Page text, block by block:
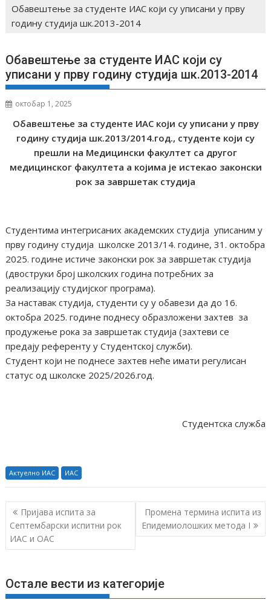
Oбавештење за студенте ИАС који су уписани у прву
годину студија шк.2013-2014
Oбавештење за студенте ИАС који су
уписани у прву годину студија шк.2013-2014
октобар 1, 2025
Oбавештење за студенте ИАС који су уписани у прву
годину студија шк.2013/2014.год., студенте који су
прешли на Медицински факултет са другог
медицинског факултета а којима је истекао законски
рок за завршетак студија
Студентима интегрисаних академских студија уписаним у
прву годину студија школске 2013/14. године, 31. октобра
2025. године истиче законски рок за завршетак студија
(двоструки број школских година потребних за
реализацију студијског програма).
За наставак студија, студенти су у обавези да до 16.
октобра 2025. године поднесу образложени захтев за
продужење рока за завршетак студија (захтеви се
предају референту у Студентској служби).
Студент који не поднесе захтев неће имати регулисан
статус од школске 2025/2026.год.
Студентска служба
Актуелно ИАС ИАС
К
р
е
а
њ
Пријава испита за
Септембарски испитни рок
ИАС и ОАС
Промена термина испита из
Епидемиолошких метода I
Остале вести из категорије